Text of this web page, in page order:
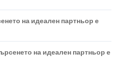
на идеален партньор е
на идеален партньор е